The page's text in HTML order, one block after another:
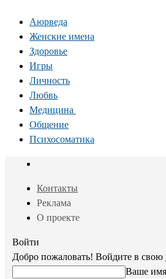
Аюрведа
Женские имена
Здоровье
Игры
Личность
Любвь
Медицина
Общение
Психосоматика
Контакты
Реклама
О проекте
Войти
Добро пожаловать! Войдите в свою
Ваше имя